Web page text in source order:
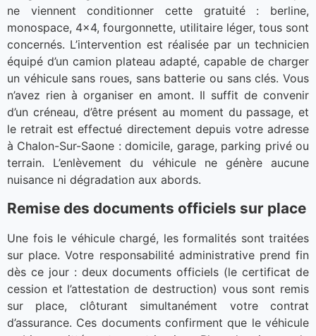
ne viennent conditionner cette gratuité : berline,
monospace, 4×4, fourgonnette, utilitaire léger, tous sont
concernés. L’intervention est réalisée par un technicien
équipé d’un camion plateau adapté, capable de charger
un véhicule sans roues, sans batterie ou sans clés. Vous
n’avez rien à organiser en amont. Il suffit de convenir
d’un créneau, d’être présent au moment du passage, et
le retrait est effectué directement depuis votre adresse
à Chalon-Sur-Saone : domicile, garage, parking privé ou
terrain. L’enlèvement du véhicule ne génère aucune
nuisance ni dégradation aux abords.
Remise des documents officiels sur place
Une fois le véhicule chargé, les formalités sont traitées
sur place. Votre responsabilité administrative prend fin
dès ce jour : deux documents officiels (le certificat de
cession et l’attestation de destruction) vous sont remis
sur place, clôturant simultanément votre contrat
d’assurance. Ces documents confirment que le véhicule